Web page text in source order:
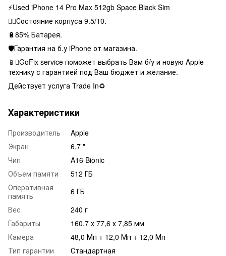
⚡️Used iPhone 14 Pro Max 512gb Space Black Sim
👌🏻Состояние корпуса 9.5/10.
🔋85% Батарея.
🛡Гарантия на б.у iPhone от магазина.
📱GoFix service поможет выбрать Вам б/у и новую Apple
технику с гарантией под Ваш бюджет и желание.
Действует услуга Trade In♻️
Характеристики
Производитель
Apple
Экран
6,7 "
Чип
A16 Bionic
Объем памяти
512 ГБ
Оперативная
память
6 ГБ
Вес
240 г
Габариты
160,7 х 77,6 х 7,85 мм
Камера
48,0 Мп + 12,0 Мп + 12,0 Мп
Тип гарантии
Стандартная